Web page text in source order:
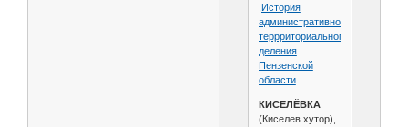
,История
административно-
террриториального
деления
Пензенской
области
КИСЕЛЁВКА
(Киселев хутор),